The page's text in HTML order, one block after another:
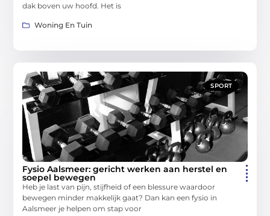
dak boven uw hoofd. Het is
Woning En Tuin
SPORT
Fysio Aalsmeer: gericht werken aan herstel en
soepel bewegen
Heb je last van pijn, stijfheid of een blessure waardoor
bewegen minder makkelijk gaat? Dan kan een fysio in
Aalsmeer je helpen om stap voor